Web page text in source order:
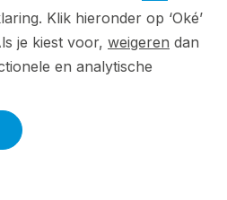
Ads
nieuwe
voor meer
Klik hieronder op ‘Oké’
je kiest voor, weigeren dan
en analytische